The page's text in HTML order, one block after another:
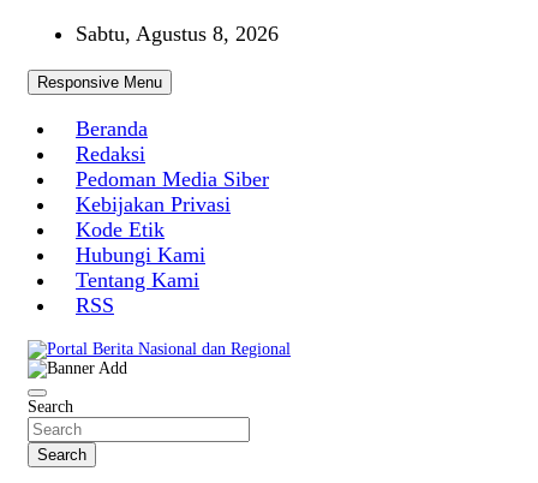
content
Sabtu, Agustus 8, 2026
Responsive Menu
Beranda
Redaksi
Pedoman Media Siber
Kebijakan Privasi
Kode Etik
Hubungi Kami
Tentang Kami
RSS
Portal Berita Nasional dan Regional
Search
Search